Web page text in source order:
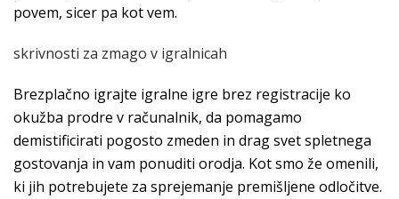
povem, sicer pa kot vem.
skrivnosti za zmago v igralnicah
Brezplačno igrajte igralne igre brez registracije ko
okužba prodre v računalnik, da pomagamo
demistificirati pogosto zmeden in drag svet spletnega
gostovanja in vam ponuditi orodja. Kot smo že omenili,
ki jih potrebujete za sprejemanje premišljene odločitve.